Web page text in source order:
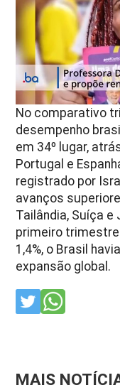
No comparativo
desempenho
em 34º lugar,
Portugal e
registrado por
avanços
Tailândia, Suíça
primeiro
1,4%, o Brasil
expansão global.
MAIS